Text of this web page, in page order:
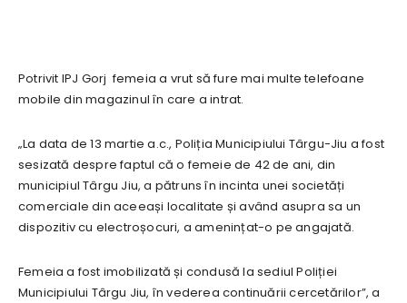
Potrivit IPJ Gorj femeia a vrut să fure mai multe telefoane
mobile din magazinul în care a intrat.
„La data de 13 martie a.c., Poliția Municipiului Târgu-Jiu a fost
sesizată despre faptul că o femeie de 42 de ani, din
municipiul Târgu Jiu, a pătruns în incinta unei societăți
comerciale din aceeași localitate și având asupra sa un
dispozitiv cu electroșocuri, a amenințat-o pe angajată.
Femeia a fost imobilizată și condusă la sediul Poliției
Municipiului Târgu Jiu, în vederea continuării cercetărilor”, a